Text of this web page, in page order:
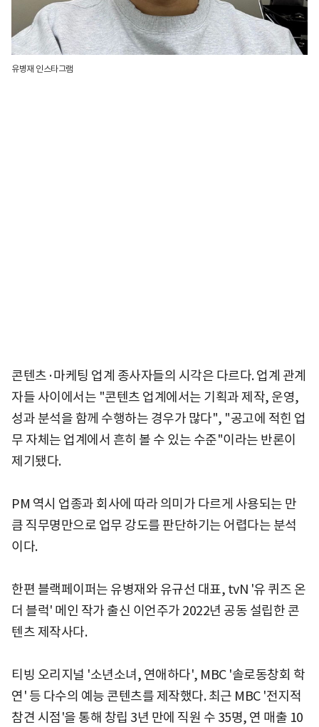
유병재 인스타그램
콘텐츠·마케팅 업계 종사자들의 시각은 다르다. 업계 관계
자들 사이에서는 "콘텐츠 업계에서는 기획과 제작, 운영,
성과 분석을 함께 수행하는 경우가 많다", "공고에 적힌 업
무 자체는 업계에서 흔히 볼 수 있는 수준"이라는 반론이
제기됐다.
PM 역시 업종과 회사에 따라 의미가 다르게 사용되는 만
큼 직무명만으로 업무 강도를 판단하기는 어렵다는 분석
이다.
한편 블랙페이퍼는 유병재와 유규선 대표, tvN '유 퀴즈 온
더 블럭' 메인 작가 출신 이언주가 2022년 공동 설립한 콘
텐츠 제작사다.
티빙 오리지널 '소년소녀, 연애하다', MBC '솔로동창회 학
연' 등 다수의 예능 콘텐츠를 제작했다. 최근 MBC '전지적
참견 시점'을 통해 창립 3년 만에 직원 수 35명, 연 매출 10